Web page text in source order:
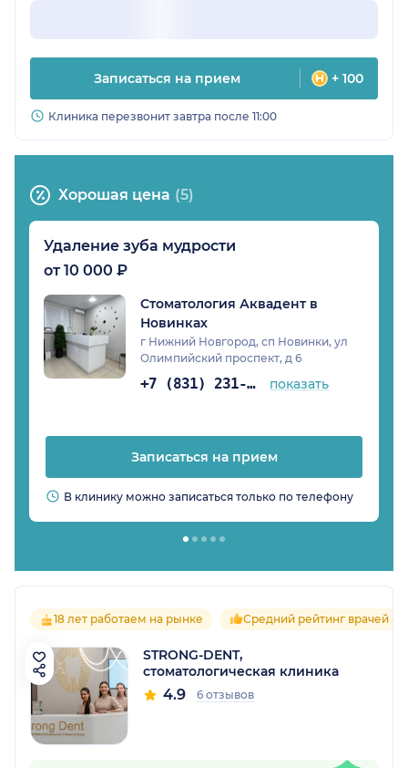
Записаться на прием + 100
Клиника перезвонит завтра после 11:00
Хорошая цена (5)
Удаление зуба мудрости
от 10 000 ₽
Стоматология Аквадент в
Новинках
г Нижний Новгород, сп Новинки, ул
Олимпийский проспект, д 6
+7 (831) 231-03-82 показать
Записаться на прием
В клинику можно записаться только по телефону
18 лет работаем на рынке Средний рейтинг врачей 4.9
STRONG-DENT,
стоматологическая клиника
4.9 6 отзывов